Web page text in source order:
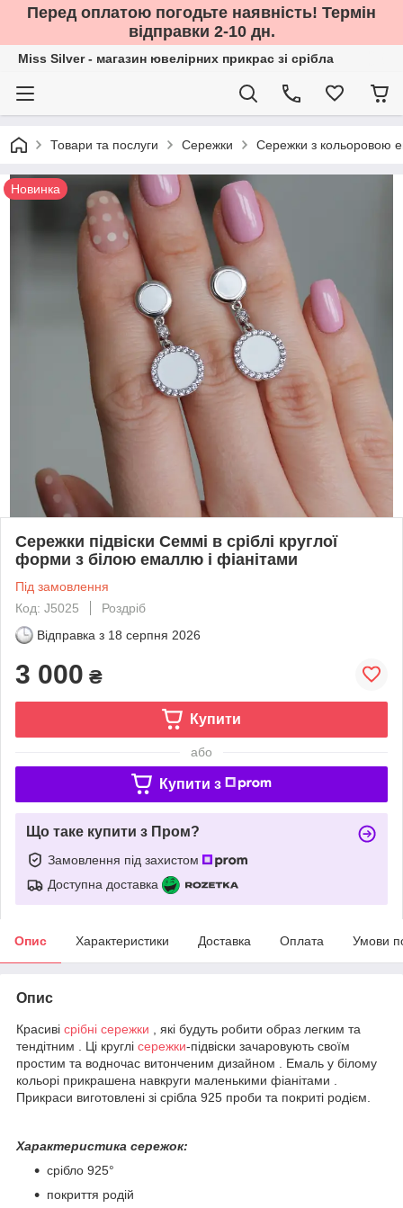
Перед оплатою погодьте наявність! Термін
відправки 2-10 дн.
Miss Silver - магазин ювелірних прикрас зі срібла
Товари та послуги Сережки Сережки з кольоровою
Новинка
Сережки підвіски Семмі в сріблі круглої
форми з білою емаллю і фіанітами
Під замовлення
Код: J5025
Роздріб
Відправка з 18 серпня 2026
3 000 ₴
Купити
або
Купити з
Що таке купити з Пром?
Замовлення під захистом
Доступна доставка
Опис Характеристики Доставка Оплата Умови
Опис
Красиві срібні сережки , які будуть робити образ легким та
тендітним . Ці круглі сережки-підвіски зачаровують своїм
простим та водночас витонченим дизайном . Емаль у білому
кольорі прикрашена навкруги маленькими фіанітами .
Прикраси виготовлені зі срібла 925 проби та покриті родієм.
Характеристика сережок:
срібло 925°
покриття родій